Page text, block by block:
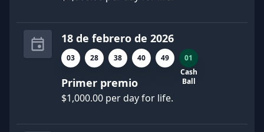
18 de febrero de 2026
03 28 38 40
49
Cash
Ball
01
Primer premio
$1,000.00 per day for life.